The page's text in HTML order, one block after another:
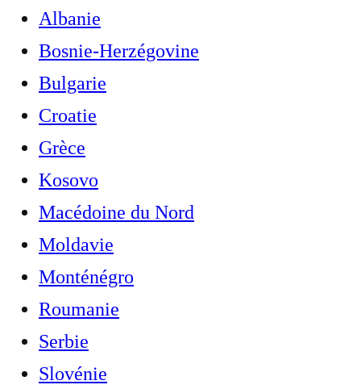
Albanie
Bosnie-Herzégovine
Bulgarie
Croatie
Grèce
Kosovo
Macédoine du Nord
Moldavie
Monténégro
Roumanie
Serbie
Slovénie